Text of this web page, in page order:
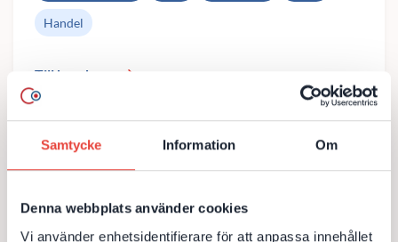
Samtycke Information Om
Denna webbplats använder cookies
Vi använder enhetsidentifierare för att anpassa innehållet
Handel
Till kundcase